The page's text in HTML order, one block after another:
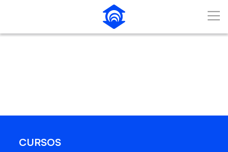
Pular para o Conteúdo principal
CURSOS